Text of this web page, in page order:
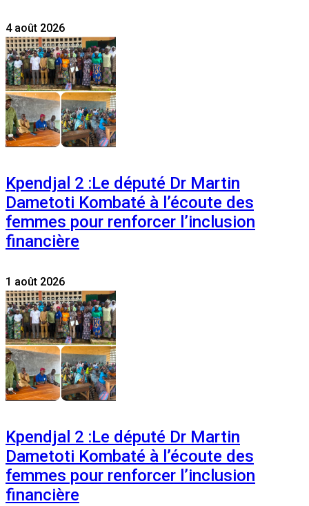
4 août 2026
Kpendjal 2 :Le député Dr Martin
Dametoti Kombaté à l’écoute des
femmes pour renforcer l’inclusion
financière
1 août 2026
Kpendjal 2 :Le député Dr Martin
Dametoti Kombaté à l’écoute des
femmes pour renforcer l’inclusion
financière